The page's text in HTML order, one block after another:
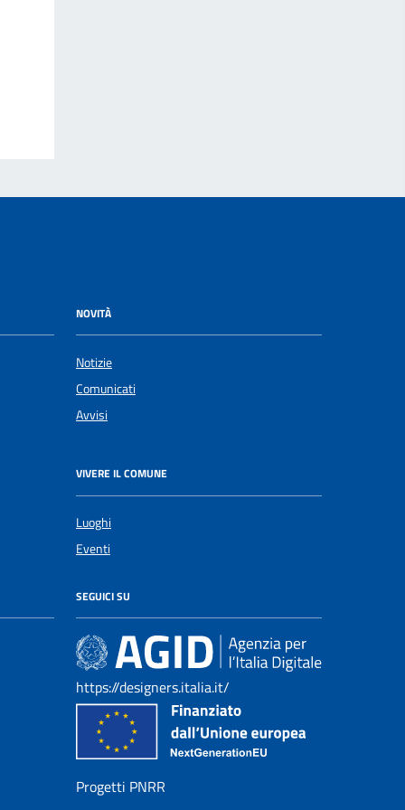
NOVITÀ
Notizie
Comunicati
Avvisi
VIVERE IL COMUNE
Luoghi
Eventi
SEGUICI SU
https://designers.italia.it/
Progetti PNRR